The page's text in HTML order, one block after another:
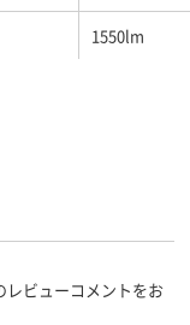
1550lm
レビューコメントをお